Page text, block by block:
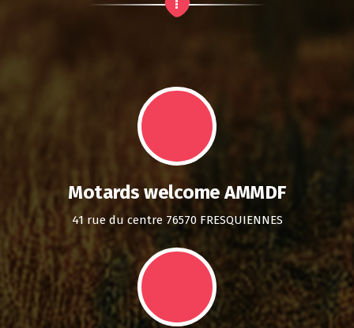
Motards welcome AMMDF
41 rue du centre 76570 FRESQUIENNES